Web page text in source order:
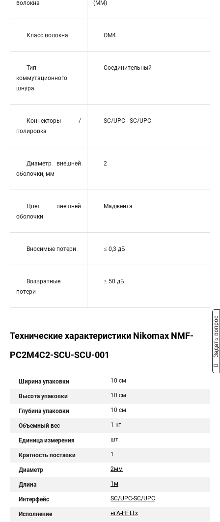
волокна (MM)
Класс волокна OM4
Тип
коммутационного
шнура
Соединительный
Коннекторы /
полировка
SC/UPC - SC/UPC
Диаметр внешней
оболочки, мм
2
Цвет внешней
оболочки
Маджента
Вносимые потери ≤ 0,3 дБ
Возвратные
потери
≥ 50 дБ
Технические характеристики Nikomax NMF-
PC2M4C2-SCU-SCU-001
Ширина упаковки 10 см
Высота упаковки 10 см
Глубина упаковки 10 см
Объемный вес 1 кг
Единица измерения шт.
Кратность поставки 1
Диаметр 2мм
Длина 1м
Интерфейс SC/UPC-SC/UPC
Исполнение нгA-HFLTx
Задать вопрос